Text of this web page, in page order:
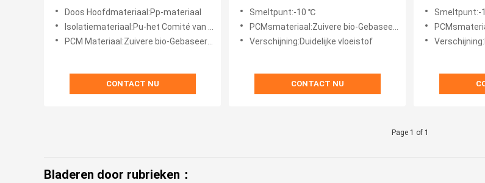
PCM in
Doos Hoofdmateriaal:Pp-materiaal
Isolatiemateriaal:Pu-het Comité van Schuim/XPS /VIP
PCM Materiaal:Zuivere bio-Gebaseerde PCMs-ingekapseld HDPE
CONTACT NU
en Droog Ijs vervangen
Smeltpunt:-10 ℃
PCMsmateriaal:Zuivere bio-Gebaseerde PCMs-ingekapseld HDPE
Verschijning:Duidelijke vloeistof
CONTACT NU
Vaccins
Smeltpunt:-
Page 1 of 1
Bladeren door rubrieken：